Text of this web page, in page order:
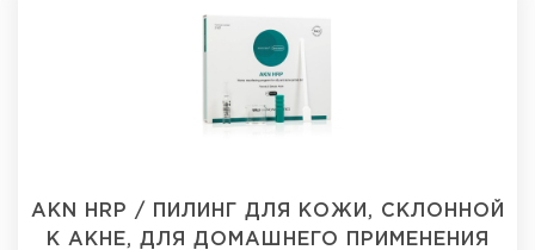
AKN HRP / ПИЛИНГ ДЛЯ КОЖИ, СКЛОННОЙ
К АКНЕ, ДЛЯ ДОМАШНЕГО ПРИМЕНЕНИЯ